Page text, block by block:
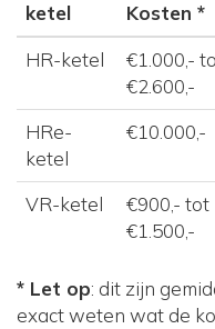
ketel
Kosten *
HR-ketel
€1.000,-
€2.600,-
HRe-
ketel
€10.000,-
VR-ketel
€900,- tot
€1.500,-
* Let op: dit zijn
exact weten wat de